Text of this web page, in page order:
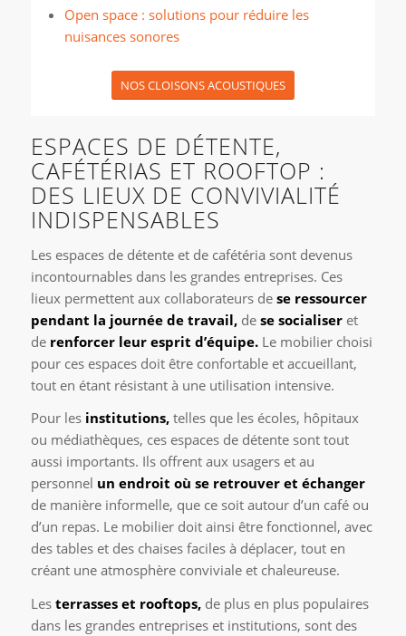
Open space : solutions pour réduire les
nuisances sonores
NOS CLOISONS ACOUSTIQUES
ESPACES DE DÉTENTE,
CAFÉTÉRIAS ET ROOFTOP :
DES LIEUX DE CONVIVIALITÉ
INDISPENSABLES
Les espaces de détente et de cafétéria sont devenus
incontournables dans les grandes entreprises. Ces
lieux permettent aux collaborateurs de se ressourcer
pendant la journée de travail,de se socialiseret
de renforcer leur esprit d’équipe.Le mobilier choisi
pour ces espaces doit être confortable et accueillant,
tout en étant résistant à une utilisation intensive.
Pour lesinstitutions,telles que les écoles, hôpitaux
ou médiathèques, ces espaces de détente sont tout
aussi importants. Ils offrent aux usagers et au
personnel un endroit où se retrouver et échanger
de manière informelle, que ce soit autour d’un café ou
d’un repas. Le mobilier doit ainsi être fonctionnel, avec
des tables et des chaises faciles à déplacer, tout en
créant une atmosphère conviviale et chaleureuse.
Lesterrasses et rooftops,de plus en plus populaires
dans les grandes entreprises et institutions, sont des